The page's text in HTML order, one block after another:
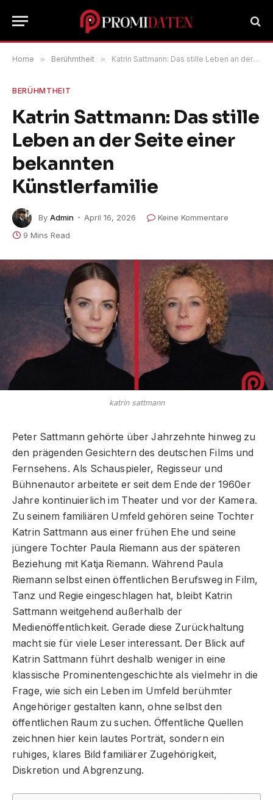
Home » Berühmtheit » Katrin Sattmann: Das stille Leben an der Seite einer bekannten Künstlerfamilie
BERÜHMTHEIT
Katrin Sattmann: Das stille
Leben an der Seite einer
bekannten
Künstlerfamilie
By Admin April 16, 2026
Keine Kommentare
9 Mins Read
katrin sattmann
Peter Sattmann gehörte über Jahrzehnte hinweg zu
den prägenden Gesichtern des deutschen Films und
Fernsehens. Als Schauspieler, Regisseur und
Bühnenautor arbeitete er seit dem Ende der 1960er
Jahre kontinuierlich im Theater und vor der Kamera.
Zu seinem familiären Umfeld gehören seine Tochter
Katrin Sattmann aus einer frühen Ehe und seine
jüngere Tochter Paula Riemann aus der späteren
Beziehung mit Katja Riemann. Während Paula
Riemann selbst einen öffentlichen Berufsweg in Film,
Tanz und Regie eingeschlagen hat, bleibt Katrin
Sattmann weitgehend außerhalb der
Medienöffentlichkeit. Gerade diese Zurückhaltung
macht sie für viele Leser interessant. Der Blick auf
Katrin Sattmann führt deshalb weniger in eine
klassische Prominentengeschichte als vielmehr in die
Frage, wie sich ein Leben im Umfeld berühmter
Angehöriger gestalten kann, ohne selbst den
öffentlichen Raum zu suchen. Öffentliche Quellen
zeichnen hier kein lautes Porträt, sondern ein
ruhiges, klares Bild familiärer Zugehörigkeit,
Diskretion und Abgrenzung.